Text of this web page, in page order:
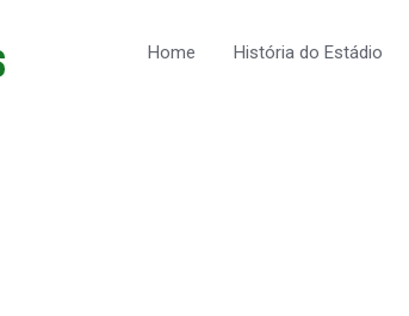
Home História do Estádio